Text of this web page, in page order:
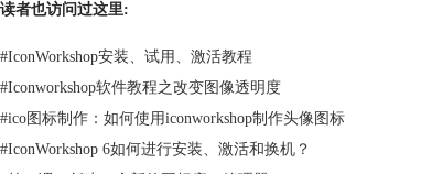
读者也访问过这里:
#IconWorkshop安装、试用、激活教程
#Iconworkshop软件教程之改变图像透明度
#ico图标制作：如何使用iconworkshop制作头像图标
#IconWorkshop 6如何进行安装、激活和换机？